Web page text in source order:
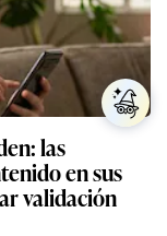
las
en sus
validación